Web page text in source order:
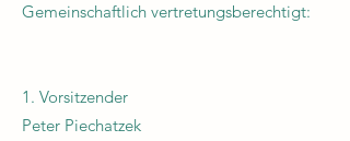
Gemeinschaftlich vertretungsberechtigt:
1. Vorsitzender
Peter Piechatzek